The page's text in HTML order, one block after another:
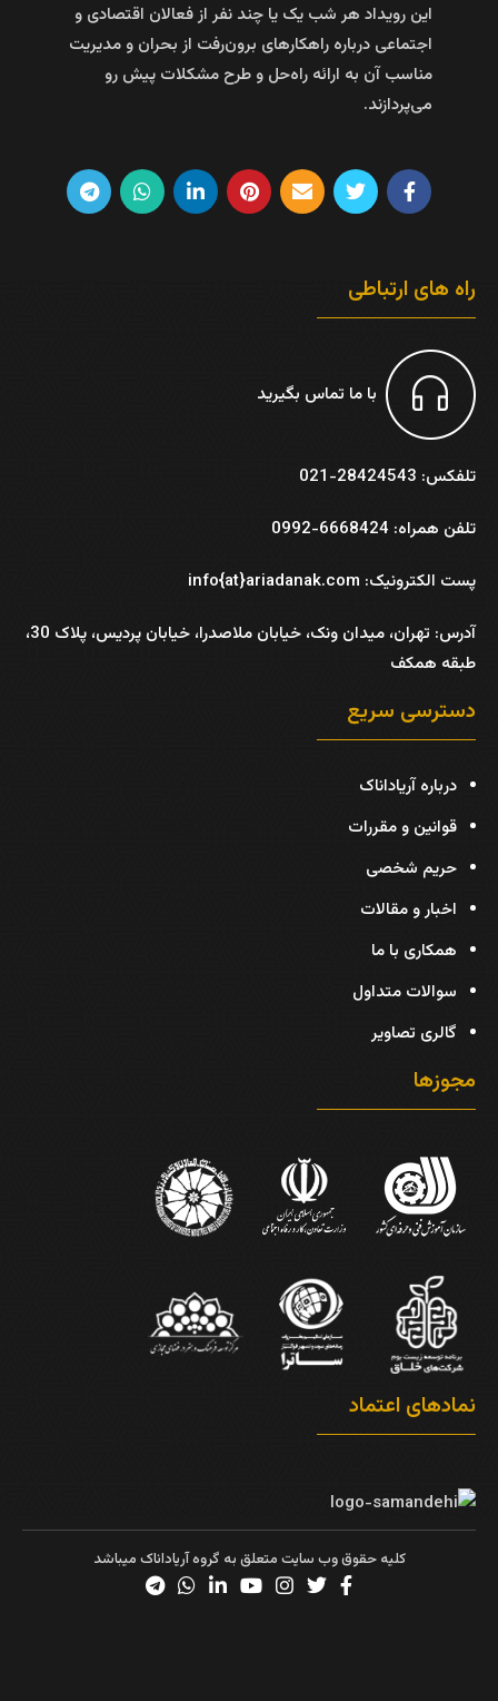
این رویداد هر شب یک یا چند نفر از فعالان اقتصادی و
اجتماعی درباره راهکارهای برون‌رفت از بحران و مدیریت
مناسب آن به ارائه راه‌حل و طرح مشکلات پیش رو
می‌پردازند.
راه های ارتباطی
با ما تماس بگیرید
تلفکس: 28424543-021
تلفن همراه: 6668424-0992
پست الکترونیک: info{at}ariadanak.com
آدرس:
تهران، میدان ونک، خیابان ملاصدرا، خیابان پردیس، پلاک 30،
طبقه همکف
دسترسی سریع
درباره آریاداناک
قوانین و مقررات
حریم شخصی
اخبار و مقالات
همکاری با ما
سوالات متداول
گالری تصاویر
مجوزها
نمادهای اعتماد
کلیه حقوق وب سایت متعلق به گروه آریاداناک میباشد